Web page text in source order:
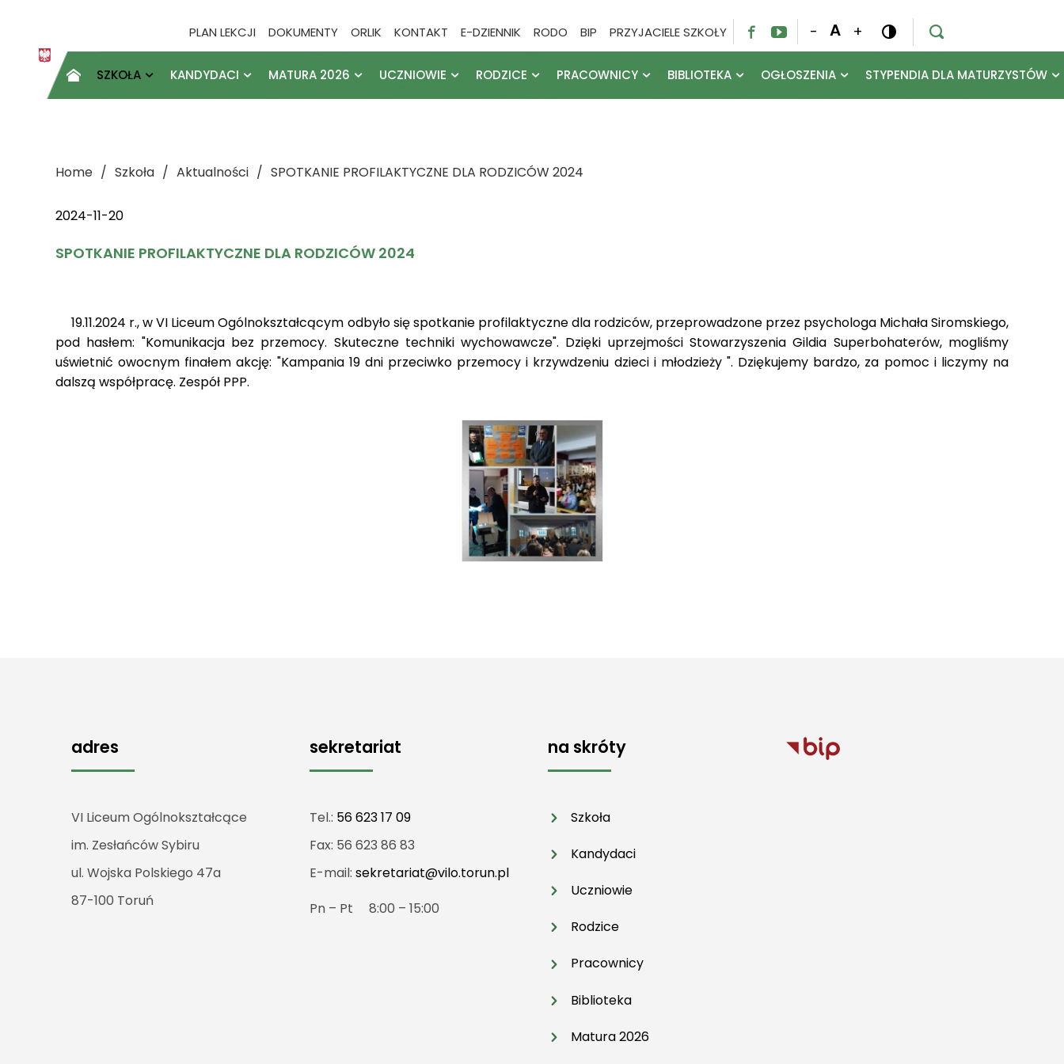
PLAN LEKCJI DOKUMENTY ORLIK KONTAKT E-DZIENNIK RODO BIP PRZYJACIELE SZKOŁY   - A +  
 SZKOŁA KANDYDACI MATURA 2026 UCZNIOWIE RODZICE PRACOWNICY BIBLIOTEKA OGŁOSZENIA STYPENDIA DLA MATURZYSTÓW
Home Szkoła Aktualności SPOTKANIE PROFILAKTYCZNE DLA RODZICÓW 2024
2024-11-20
SPOTKANIE PROFILAKTYCZNE DLA RODZICÓW 2024
19.11.2024 r., w VI Liceum Ogólnokształcącym odbyło się spotkanie profilaktyczne dla rodziców, przeprowadzone przez psychologa Michała Siromskiego,
pod hasłem: "Komunikacja bez przemocy. Skuteczne techniki wychowawcze". Dzięki uprzejmości Stowarzyszenia Gildia Superbohaterów, mogliśmy
uświetnić owocnym finałem akcję: "Kampania 19 dni przeciwko przemocy i krzywdzeniu dzieci i młodzieży ". Dziękujemy bardzo, za pomoc i liczymy na
dalszą współpracę. Zespół PPP.
adres
VI Liceum Ogólnokształcące
im. Zesłańców Sybiru
ul. Wojska Polskiego 47a
87-100 Toruń
sekretariat
Tel.: 56 623 17 09
Fax: 56 623 86 83
E-mail: sekretariat@vilo.torun.pl
Pn – Pt 8:00 – 15:00
na skróty
Szkoła
Kandydaci
Uczniowie
Rodzice
Pracownicy
Biblioteka
Matura 2026